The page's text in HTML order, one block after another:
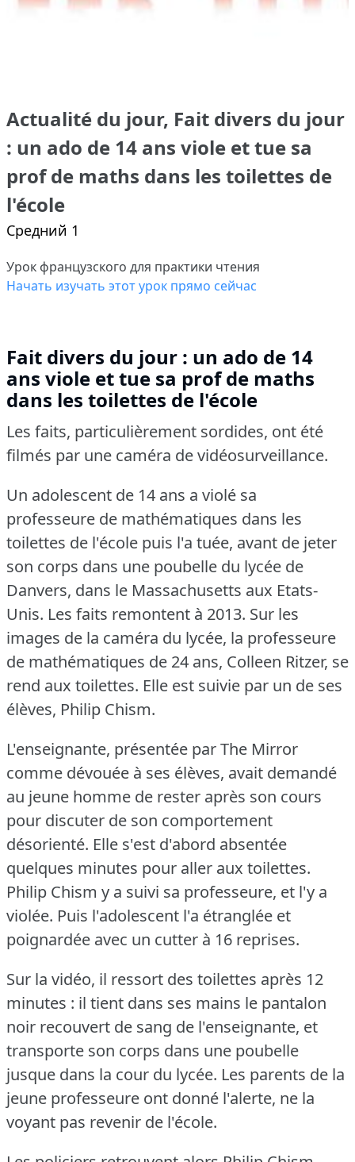
Actualité du jour, Fait divers du jour
: un ado de 14 ans viole et tue sa
prof de maths dans les toilettes de
l'école
Средний 1
Урок французского для практики чтения
Начать изучать этот урок прямо сейчас
Fait divers du jour : un ado de 14
ans viole et tue sa prof de maths
dans les toilettes de l'école
Les faits, particulièrement sordides, ont été
filmés par une caméra de vidéosurveillance.
Un adolescent de 14 ans a violé sa
professeure de mathématiques dans les
toilettes de l'école puis l'a tuée, avant de jeter
son corps dans une poubelle du lycée de
Danvers, dans le Massachusetts aux Etats-
Unis. Les faits remontent à 2013. Sur les
images de la caméra du lycée, la professeure
de mathématiques de 24 ans, Colleen Ritzer, se
rend aux toilettes. Elle est suivie par un de ses
élèves, Philip Chism.
L'enseignante, présentée par The Mirror
comme dévouée à ses élèves, avait demandé
au jeune homme de rester après son cours
pour discuter de son comportement
désorienté. Elle s'est d'abord absentée
quelques minutes pour aller aux toilettes.
Philip Chism y a suivi sa professeure, et l'y a
violée. Puis l'adolescent l'a étranglée et
poignardée avec un cutter à 16 reprises.
Sur la vidéo, il ressort des toilettes après 12
minutes : il tient dans ses mains le pantalon
noir recouvert de sang de l'enseignante, et
transporte son corps dans une poubelle
jusque dans la cour du lycée. Les parents de la
jeune professeure ont donné l'alerte, ne la
voyant pas revenir de l'école.